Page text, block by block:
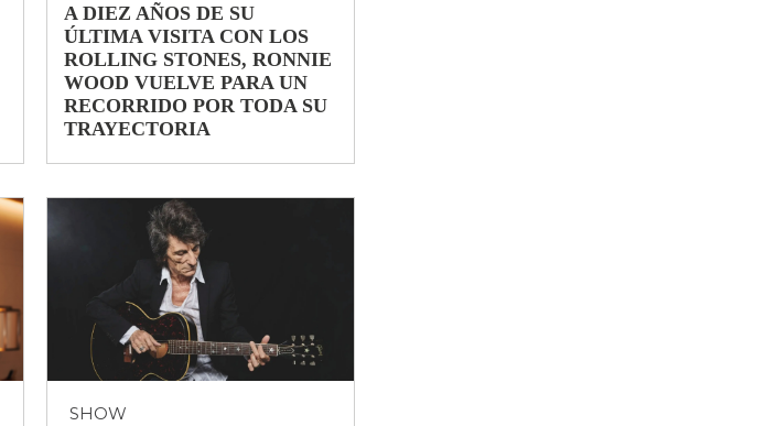
A DIEZ AÑOS DE SU
ÚLTIMA VISITA CON LOS
ROLLING STONES, RONNIE
WOOD VUELVE PARA UN
RECORRIDO POR TODA SU
TRAYECTORIA
SHOW